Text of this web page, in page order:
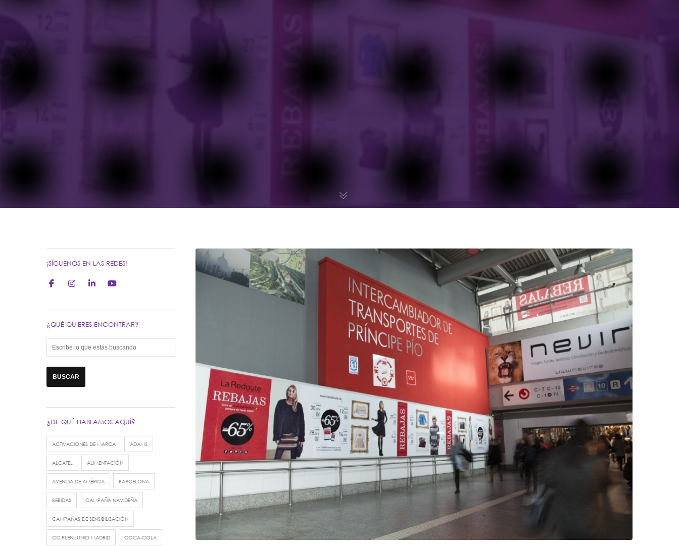
¡SÍGUENOS EN LAS REDES!
¿QUÉ QUIERES ENCONTRAR?
¿DE QUÉ HABLAMOS AQUÍ?
ACTIVACIONES DE MARCA ADAMS
ALCATEL ALIMENTACIÓN
AVENIDA DE AMÉRICA BARCELONA
BEBIDAS CAMPAÑA NAVIDEÑA
CAMPAÑAS DE SENSIBILIZACIÓN
CC PLENILUNIO MADRID COCA-COLA